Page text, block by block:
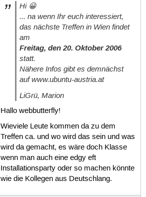
Hi 😀
... na wenn Ihr euch interessiert,
das nächste Treffen in Wien findet
am
Freitag, den 20. Oktober 2006
statt.
Nähere Infos gibt es demnächst
auf www.ubuntu-austria.at
LiGrü, Marion
Hallo webbutterfly!
Wieviele Leute kommen da zu dem
Treffen ca. und wo wird das sein und was
wird da gemacht, es wäre doch Klasse
wenn man auch eine edgy eft
Installationsparty oder so machen könnte
wie die Kollegen aus Deutschlang.